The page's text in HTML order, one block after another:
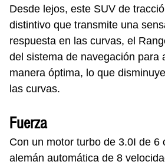
Desde lejos, este SUV de
distintivo que transmite una
respuesta en las curvas, el
del sistema de navegación para
manera óptima, lo que
las curvas.
Fuerza
Con un motor turbo de 3.0I de
alemán automática de 8